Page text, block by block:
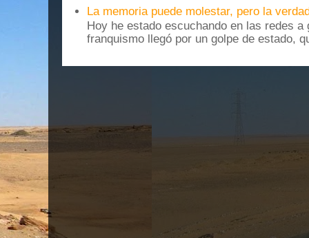
La memoria puede molestar, pero la
Hoy he estado escuchando en las redes
franquismo llegó por un golpe de estado,